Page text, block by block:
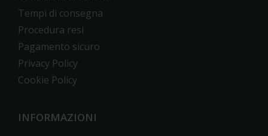
Tempi di consegna
Procedura resi
Pagamento sicuro
Privacy Policy
Cookie Policy
INFORMAZIONI